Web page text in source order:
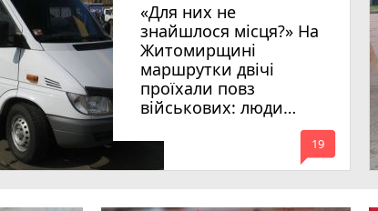
«Для них не
знайшлося місця?» На
Житомирщині
маршрутки двічі
проїхали повз
військових: люди
вимагають покарати
винних
mode_comment
19